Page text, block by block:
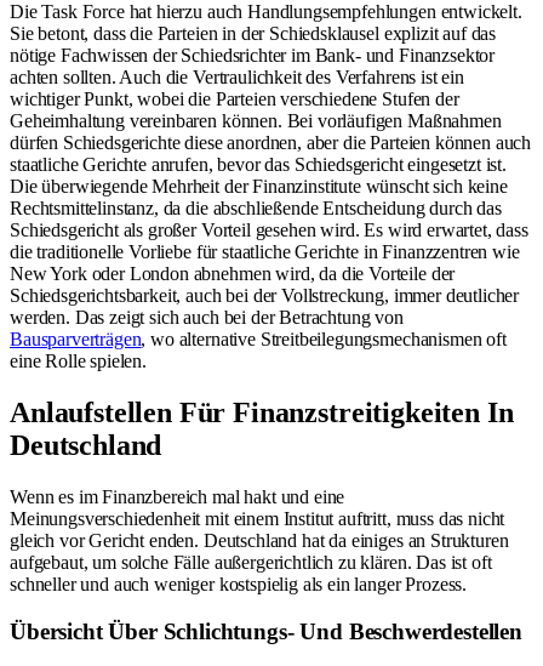
Die Task Force hat hierzu auch Handlungsempfehlungen entwickelt.
Sie betont, dass die Parteien in der Schiedsklausel explizit auf das
nötige Fachwissen der Schiedsrichter im Bank- und Finanzsektor
achten sollten. Auch die Vertraulichkeit des Verfahrens ist ein
wichtiger Punkt, wobei die Parteien verschiedene Stufen der
Geheimhaltung vereinbaren können. Bei vorläufigen Maßnahmen
dürfen Schiedsgerichte diese anordnen, aber die Parteien können auch
staatliche Gerichte anrufen, bevor das Schiedsgericht eingesetzt ist.
Die überwiegende Mehrheit der Finanzinstitute wünscht sich keine
Rechtsmittelinstanz, da die abschließende Entscheidung durch das
Schiedsgericht als großer Vorteil gesehen wird. Es wird erwartet, dass
die traditionelle Vorliebe für staatliche Gerichte in Finanzzentren wie
New York oder London abnehmen wird, da die Vorteile der
Schiedsgerichtsbarkeit, auch bei der Vollstreckung, immer deutlicher
werden. Das zeigt sich auch bei der Betrachtung von
Bausparverträgen, wo alternative Streitbeilegungsmechanismen oft
eine Rolle spielen.
Anlaufstellen Für Finanzstreitigkeiten In
Deutschland
Wenn es im Finanzbereich mal hakt und eine
Meinungsverschiedenheit mit einem Institut auftritt, muss das nicht
gleich vor Gericht enden. Deutschland hat da einiges an Strukturen
aufgebaut, um solche Fälle außergerichtlich zu klären. Das ist oft
schneller und auch weniger kostspielig als ein langer Prozess.
Übersicht Über Schlichtungs- Und Beschwerdestellen